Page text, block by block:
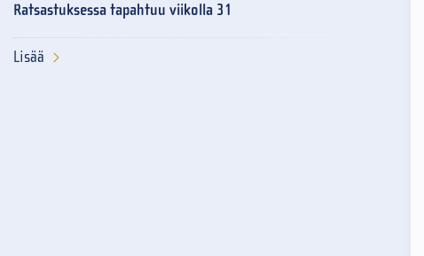
Ratsastuksessa tapahtuu viikolla 31
Lisää